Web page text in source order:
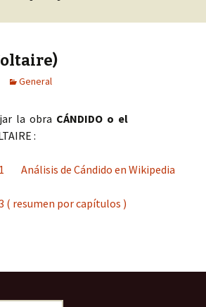
General
la obra CÁNDIDO o el
:
Análisis de Cándido en Wikipedia
( resumen por capítulos )